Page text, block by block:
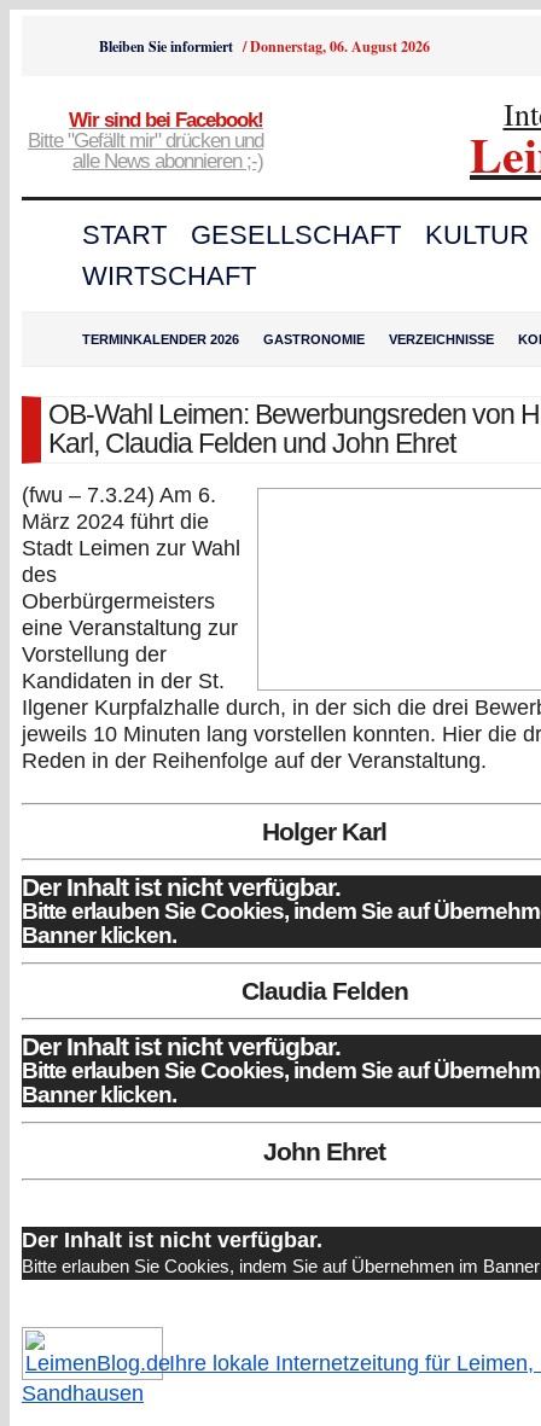
Bleiben Sie informiert /Donnerstag, 06. August 2026
Wir sind bei Facebook!
Bitte "Gefällt mir" drücken und
alle News abonnieren ;-)
START GESELLSCHAFT
KULTUR
WIRTSCHAFT
TERMINKALENDER 2026 GASTRONOMIE VERZEICHNISSE
OB-Wahl Leimen: Bewerbungsreden von
Karl, Claudia Felden und John Ehret
(fwu – 7.3.24) Am 6.
März 2024 führt die
Stadt Leimen zur Wahl
des
Oberbürgermeisters
eine Veranstaltung zur
Vorstellung der
Kandidaten in der St.
Ilgener Kurpfalzhalle durch, in der sich die drei
jeweils 10 Minuten lang vorstellen konnten. Hier die
Reden in der Reihenfolge auf der Veranstaltung.
Holger Karl
Der Inhalt ist nicht verfügbar.
Bitte erlauben Sie Cookies, indem Sie auf
Banner klicken.
Claudia Felden
Der Inhalt ist nicht verfügbar.
Bitte erlauben Sie Cookies, indem Sie auf
Banner klicken.
John Ehret
Der Inhalt ist nicht verfügbar.
Bitte erlauben Sie Cookies, indem Sie auf Übernehmen im
Ihre lokale Internetzeitung für Leimen,
Sandhausen